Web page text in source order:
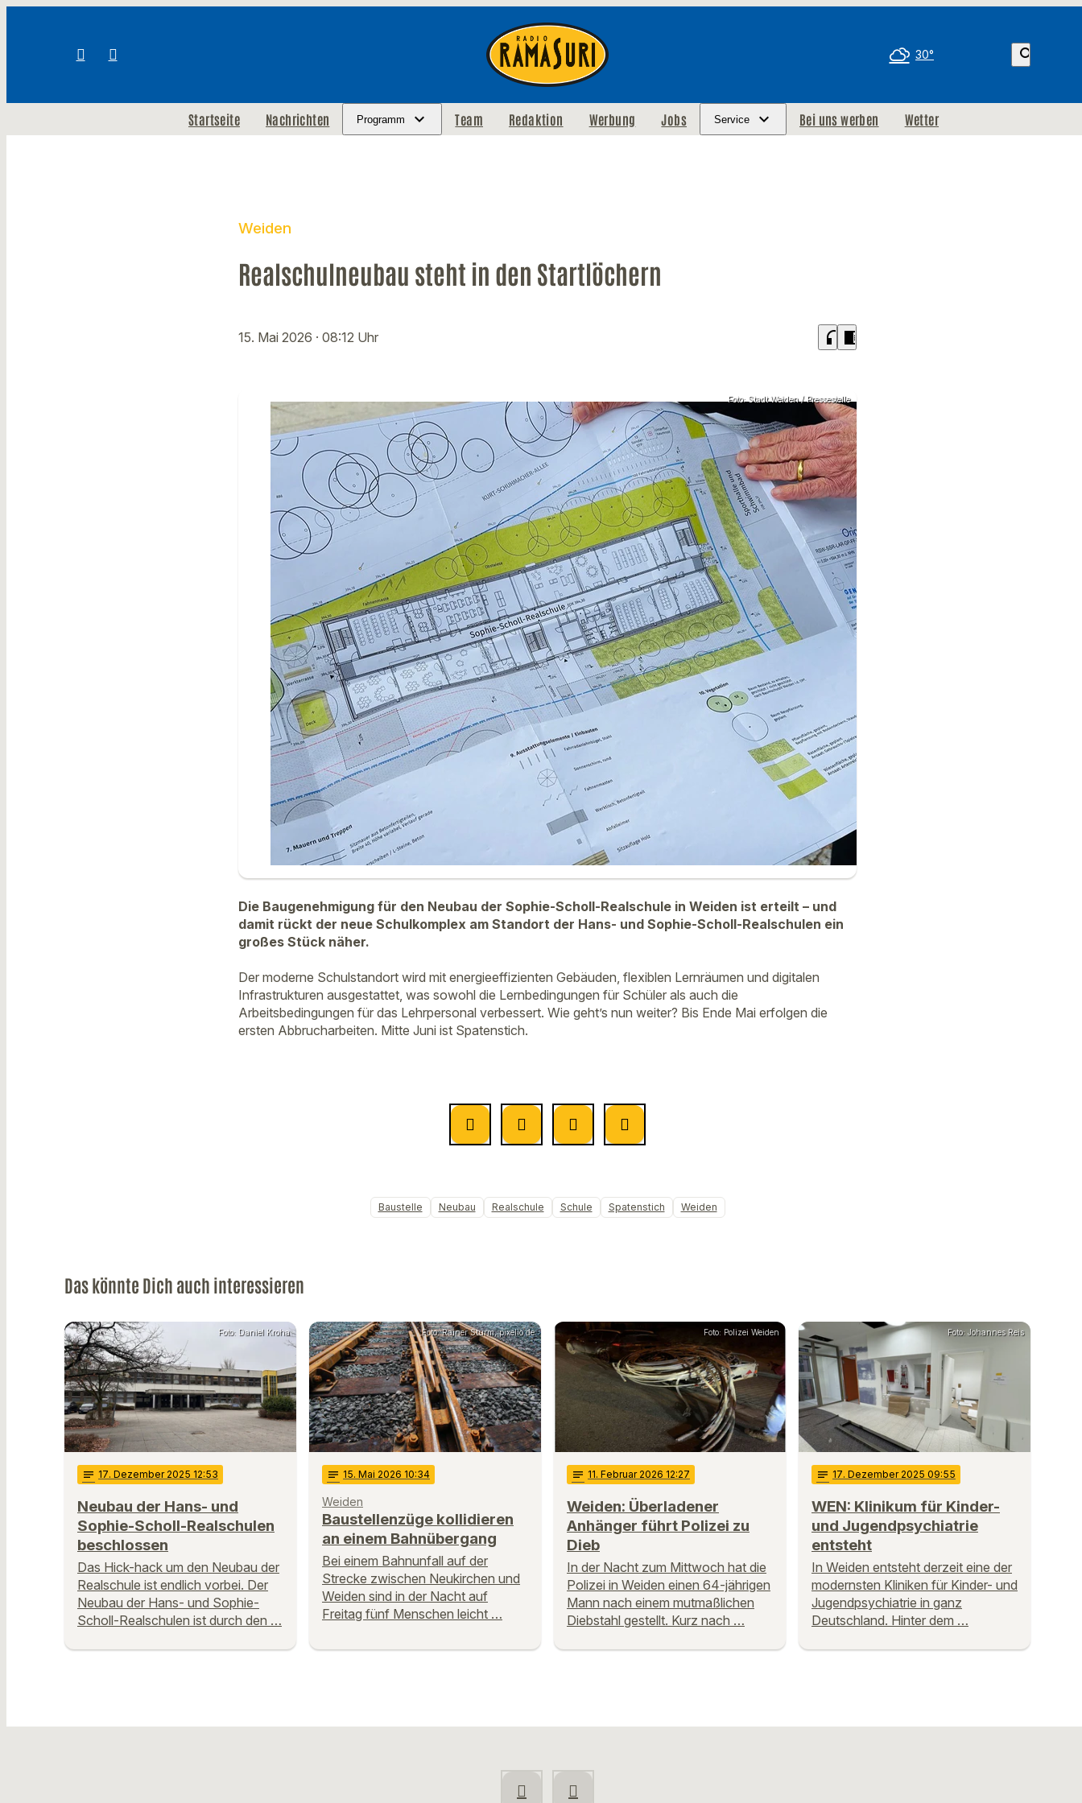
30° search
Startseite Nachrichten Programm Team Redaktion Werbung Jobs Service Bei uns werben Wetter
Weiden
Realschulneubau steht in den Startlöchern
15. Mai 2026 · 08:12 Uhr headphones chrome_reader_mode
Foto: Stadt Weiden / Pressestelle
Die Baugenehmigung für den Neubau der Sophie-Scholl-Realschule in Weiden ist erteilt – und
damit rückt der neue Schulkomplex am Standort der Hans- und Sophie-Scholl-Realschulen ein
großes Stück näher.
Der moderne Schulstandort wird mit energieeffizienten Gebäuden, flexiblen Lernräumen und digitalen
Infrastrukturen ausgestattet, was sowohl die Lernbedingungen für Schüler als auch die
Arbeitsbedingungen für das Lehrpersonal verbessert. Wie geht’s nun weiter? Bis Ende Mai erfolgen die
ersten Abbrucharbeiten. Mitte Juni ist Spatenstich.
Baustelle Neubau Realschule Schule Spatenstich Weiden
Das könnte Dich auch interessieren
Foto: Daniel Kroha
notes 17. Dezember 2025 12:53
Neubau der Hans- und
Sophie-Scholl-Realschulen
beschlossen
Das Hick-hack um den Neubau der
Realschule ist endlich vorbei. Der
Neubau der Hans- und Sophie-
Scholl-Realschulen ist durch den …
Foto: Rainer Sturm, pixelio.de
notes 15. Mai 2026 10:34
Weiden
Baustellenzüge kollidieren
an einem Bahnübergang
Bei einem Bahnunfall auf der
Strecke zwischen Neukirchen und
Weiden sind in der Nacht auf
Freitag fünf Menschen leicht …
Foto: Polizei Weiden
notes 11. Februar 2026 12:27
Weiden: Überladener
Anhänger führt Polizei zu
Dieb
In der Nacht zum Mittwoch hat die
Polizei in Weiden einen 64-jährigen
Mann nach einem mutmaßlichen
Diebstahl gestellt. Kurz nach …
Foto: Johannes Reis
notes 17. Dezember 2025 09:55
WEN: Klinikum für Kinder-
und Jugendpsychiatrie
entsteht
In Weiden entsteht derzeit eine der
modernsten Kliniken für Kinder- und
Jugendpsychiatrie in ganz
Deutschland. Hinter dem …